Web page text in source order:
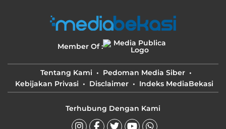
Member Of :
Tentang Kami
Pedoman Media Siber
Kebijakan Privasi
Disclaimer Indeks MediaBekasi
Terhubung Dengan Kami